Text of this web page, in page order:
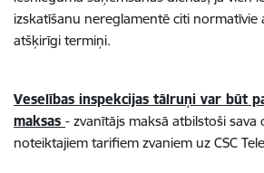
izskatīšanu nereglamentē citi
atšķirīgi termiņi.
Veselības inspekcijas tālruņi var būt
maksas - zvanītājs maksā atbilstoši sava
noteiktajiem tarifiem zvaniem uz CSC